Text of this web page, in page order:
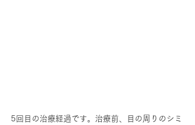
5回目の治療経過です。治療前、目の周りのシミ